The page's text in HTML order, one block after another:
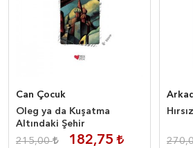
Can Çocuk
Oleg ya da Kuşatma
Altındaki Şehir
215,00 182,75